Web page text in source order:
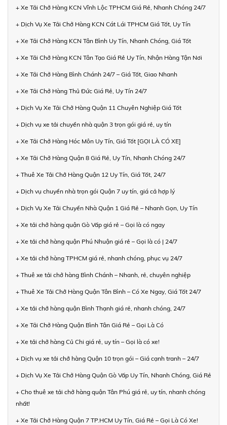
+ Xe Tải Chở Hàng KCN Vĩnh Lộc TPHCM Giá Rẻ, Nhanh Chóng 24/7
+ Dịch Vụ Xe Tải Chở Hàng KCN Cát Lái TPHCM Giá Tốt, Uy Tín
+ Xe Tải Chở Hàng KCN Tân Bình Uy Tín, Nhanh Chóng, Giá Tốt
+ Xe Tải Chở Hàng KCN Tân Tạo Giá Rẻ Uy Tín, Nhận Hàng Tận Nơi
+ Xe Tải Chở Hàng Bình Chánh 24/7 – Giá Tốt, Giao Nhanh
+ Xe Tải Chở Hàng Thủ Đức Giá Rẻ, Uy Tín 24/7
+ Dịch Vụ Xe Tải Chở Hàng Quận 11 Chuyên Nghiệp Giá Tốt
+ Dịch vụ xe tải chuyển nhà quận 3 trọn gói giá rẻ, uy tín
+ Xe Tải Chở Hàng Hóc Môn Uy Tín, Giá Tốt [GỌI LÀ CÓ XE]
+ Xe Tải Chở Hàng Quận 8 Giá Rẻ, Uy Tín, Nhanh Chóng 24/7
+ Thuê Xe Tải Chở Hàng Quận 12 Uy Tín, Giá Tốt, 24/7
+ Dịch vụ chuyển nhà trọn gói Quận 7 uy tín, giá cả hợp lý
+ Dịch Vụ Xe Tải Chuyển Nhà Quận 1 Giá Rẻ – Nhanh Gọn, Uy Tín
+ Xe tải chở hàng quận Gò Vấp giá rẻ – Gọi là có ngay
+ Xe tải chở hàng quận Phú Nhuận giá rẻ – Gọi là có | 24/7
+ Xe tải chở hàng TPHCM giá rẻ, nhanh chóng, phục vụ 24/7
+ Thuê xe tải chở hàng Bình Chánh – Nhanh, rẻ, chuyên nghiệp
+ Thuê Xe Tải Chở Hàng Quận Tân Bình – Có Xe Ngay, Giá Tốt 24/7
+ Xe tải chở hàng quận Bình Thạnh giá rẻ, nhanh chóng, 24/7
+ Xe Tải Chở Hàng Quận Bình Tân Giá Rẻ – Gọi Là Có
+ Xe tải chở hàng Củ Chi giá rẻ, uy tín – Gọi là có xe!
+ Dịch vụ xe tải chở hàng Quận 10 trọn gói – Giá cạnh tranh – 24/7
+ Dịch Vụ Xe Tải Chở Hàng Quận Gò Vấp Uy Tín, Nhanh Chóng, Giá Rẻ
+ Cho thuê xe tải chở hàng quận Tân Phú giá rẻ, uy tín, nhanh chóng
nhất!
+ Xe Tải Chở Hàng Quận 7 TP.HCM Uy Tín, Giá Rẻ – Gọi Là Có Xe!